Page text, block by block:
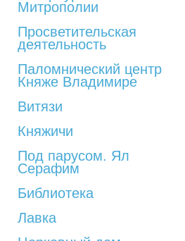
Митрополии
Просветительская
деятельность
Паломнический центр
Княже Владимире
Витязи
Княжичи
Под парусом. Ял
Серафим
Библиотека
Лавка